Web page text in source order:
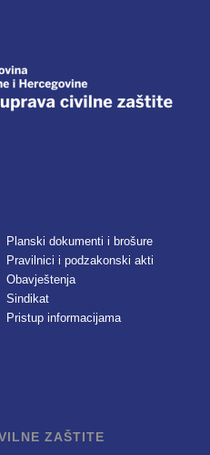
Planski dokumenti i brošure
Pravilnici i podzakonski akti
Obavještenja
Sindikat
Pristup informacijama
ZAŠTITE